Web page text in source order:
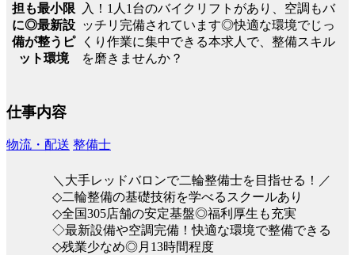
担も最小限
に◎最新設
備が整うピ
ット環境
入！1人1台のバイクリフトがあり、空調もバ
ッチリ完備されています◎快適な環境でじっ
くり作業に集中できる本求人で、整備スキル
を磨きませんか？
仕事内容
物流・配送 整備士
＼大手レッドバロンで二輪整備士を目指せる！／
◇二輪整備の基礎技術を学べるスクールあり
◇全国305店舗の安定基盤◎福利厚生も充実
◇最新設備や空調完備！快適な環境で整備できる
◇残業少なめ◎月13時間程度